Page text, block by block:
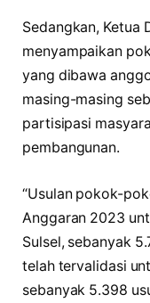
Sedangkan, Ketua
menyampaikan
yang dibawa
masing-masing
partisipasi
pembangunan.
“Usulan pokok-
Anggaran 2023
Sulsel, sebanyak
telah tervalidasi
sebanyak 5.398